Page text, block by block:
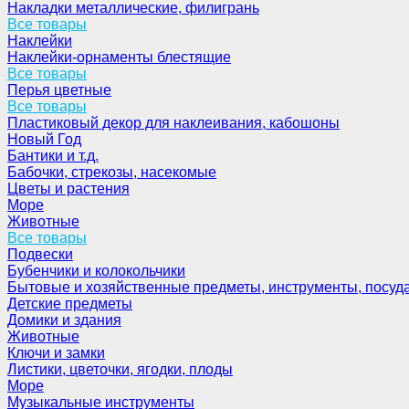
Накладки металлические, филигрань
Все товары
Наклейки
Наклейки-орнаменты блестящие
Все товары
Перья цветные
Все товары
Пластиковый декор для наклеивания, кабошоны
Новый Год
Бантики и т.д.
Бабочки, стрекозы, насекомые
Цветы и растения
Море
Животные
Все товары
Подвески
Бубенчики и колокольчики
Бытовые и хозяйственные предметы, инструменты,
Детские предметы
Домики и здания
Животные
Ключи и замки
Листики, цветочки, ягодки, плоды
Море
Музыкальные инструменты